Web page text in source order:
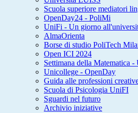
Scuola superiore mediatori
OpenDay24 - PoliMi
UniFi - Un giorno
AlmaOrienta
Borse di studio PoliTech
Open ICI 2024
Settimana della Matematica -
Unicollege - OpenDay
Guida alle professioni
Scuola di Psicologia UniFI
Sguardi nel futuro
Archivio iniziative